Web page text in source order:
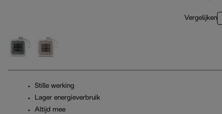
Vergelijken
Stille werking
Lager energieverbruik
Altijd mee